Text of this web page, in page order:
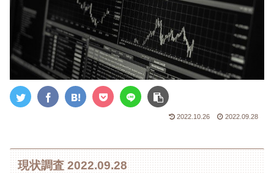
2022.10.26 2022.09.28
現状調査 2022.09.28